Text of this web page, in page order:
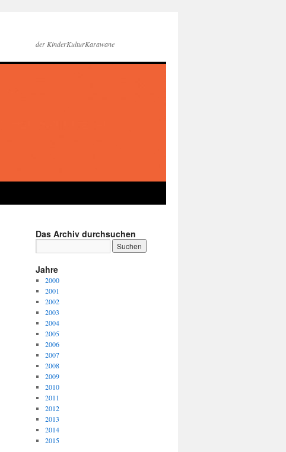
der KinderKulturKarawane
Das Archiv durchsuchen
Jahre
2000
2001
2002
2003
2004
2005
2006
2007
2008
2009
2010
2011
2012
2013
2014
2015